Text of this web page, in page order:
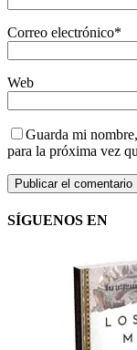
Correo electrónico*
Web
Guarda mi
para la próxima vez
SÍGUENOS EN